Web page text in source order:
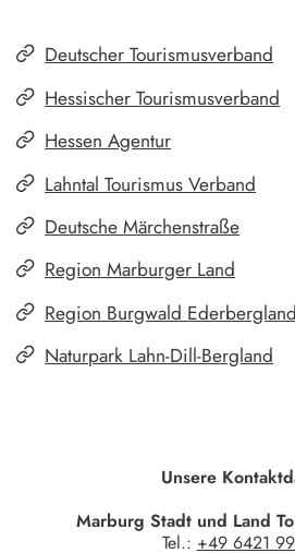
Deutscher Tourismusverband
Hessischer Tourismusverband
Hessen Agentur
Lahntal Tourismus Verband
Deutsche Märchenstraße
Region Marburger Land
Region Burgwald Ederbergland
Naturpark Lahn-Dill-Bergland
Unsere
Marburg Stadt und Land
Tel.: +49 6421